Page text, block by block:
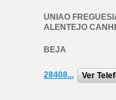
UNIAO
ALENTEJO
BEJA
28408... Ver